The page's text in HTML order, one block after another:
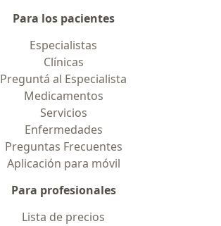
Para los pacientes
Especialistas
Clínicas
Preguntá al Especialista
Medicamentos
Servicios
Enfermedades
Preguntas Frecuentes
Aplicación para móvil
Para profesionales
Lista de precios